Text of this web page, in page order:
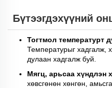
Бүтээгдэхүүний
Тогтмол температурт
Температурыг хадгалж,
дулаан хадгалж буй.
Мягц, арьсаа хүндлэн
хөвсгөнөн хөнгөн,